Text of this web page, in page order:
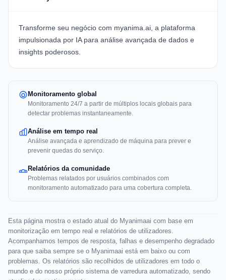
Transforme seu negócio com myanima.ai, a plataforma
impulsionada por IA para análise avançada de dados e
insights poderosos.
Monitoramento global
Monitoramento 24/7 a partir de múltiplos locais globais para
detectar problemas instantaneamente.
Análise em tempo real
Análise avançada e aprendizado de máquina para prever e
prevenir quedas do serviço.
Relatórios da comunidade
Problemas relatados por usuários combinados com
monitoramento automatizado para uma cobertura completa.
Esta página mostra o estado atual do Myanimaai com base em
monitorização em tempo real e relatórios de utilizadores.
Acompanhamos tempos de resposta, falhas e desempenho degradado
para que saiba sempre se o Myanimaai está em baixo ou com
problemas. Os relatórios são recolhidos de utilizadores em todo o
mundo e do nosso próprio sistema de varredura automatizado, sendo